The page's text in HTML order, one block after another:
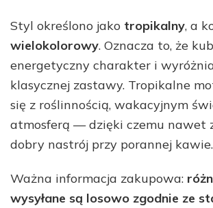
Styl określono jako tropikalny, a
wielokolorowy. Oznacza to, że
energetyczny charakter i
klasycznej zastawy. Tropikalne
się z roślinnością, wakacyjnym
atmosferą — dzięki czemu nawet
dobry nastrój przy porannej kawie.
Ważna informacja zakupowa:
wysyłane są losowo zgodnie ze